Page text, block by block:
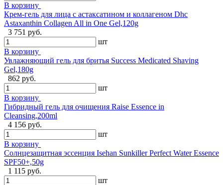
В корзину
Крем-гель для лица с астаксатином и коллагеном Dhc
Astaxanthin Collagen All in One Gel,120g
3 751 руб.
шт
В корзину
Увлажняющий гель для бритья Success Medicated Shaving
Gel,180g
862 руб.
шт
В корзину
Гибридный гель для очищения Raise Essence in
Cleansing,200ml
4 156 руб.
шт
В корзину
Солнцезащитная эссенция Isehan Sunkiller Perfect Water Essence
SPF50+,50g
1 115 руб.
шт